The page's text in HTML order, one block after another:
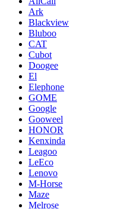
Ark
Blackview
Bluboo
CAT
Cubot
Doogee
El
Elephone
GOME
Google
Gooweel
HONOR
Kenxinda
Leagoo
LeEco
Lenovo
M-Horse
Maze
Melrose